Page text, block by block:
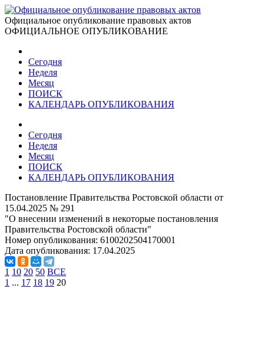
Официальное опубликование правовых актов
ОФИЦИАЛЬНОЕ ОПУБЛИКОВАНИЕ
Сегодня
Неделя
Месяц
ПОИСК
КАЛЕНДАРЬ ОПУБЛИКОВАНИЯ
Сегодня
Неделя
Месяц
ПОИСК
КАЛЕНДАРЬ ОПУБЛИКОВАНИЯ
Постановление Правительства Ростовской области от
15.04.2025 № 291
"О внесении изменений в некоторые постановления
Правительства Ростовской области"
Номер опубликования: 6100202504170001
Дата опубликования: 17.04.2025
1 10 20 50 ВСЕ
1 ... 17 18 19 20